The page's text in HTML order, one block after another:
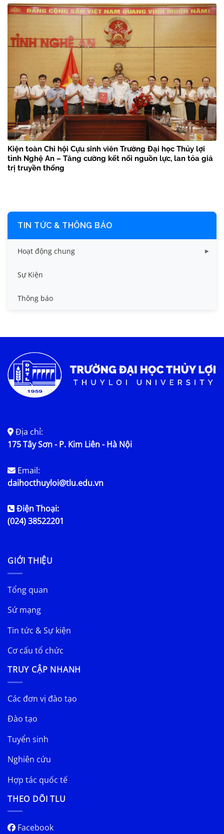
Kiện toàn Chi hội Cựu sinh viên Trường Đại học Thủy lợi
tỉnh Nghệ An – Tăng cường kết nối nguồn lực, lan tỏa giá
trị truyền thống
TIN TỨC & THÔNG BÁO
Hoạt động chung
Tin công tác sinh viên
Tin đào tạo
Tin tức chung
Sự Kiện
Thông báo
Địa chỉ:
175 Tây Sơn - P. Kim Liên - Hà Nội
Email:
daihocthuyloi@tlu.edu.vn
Điện Thoại:
(024) 38522201
GIỚI THIỆU
Tổng quan
Sứ mạng
Tin tức & Sự kiện
Cơ cấu tổ chức
TRUY CẬP NHANH
Các đơn vị đào tạo
Đào tạo
Tuyển sinh
Nghiên cứu
Hợp tác quốc tế
THEO DÕI TLU
Facebook